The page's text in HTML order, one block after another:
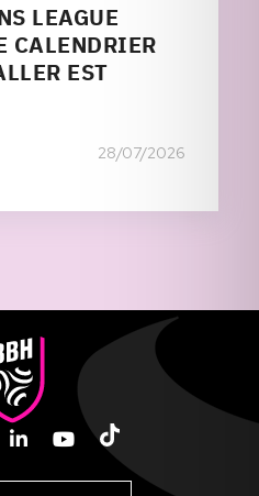
LEAGUE
EST
28/07/2026